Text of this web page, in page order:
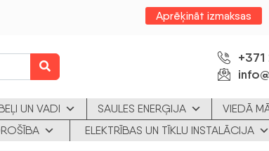
Aprēķināt izmaksas
UN VADI SAULES ENERĢIJA VIEDĀ
ELEKTRĪBAS UN TĪKLU INSTALĀCIJA